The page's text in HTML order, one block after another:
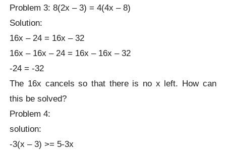
Problem 3: 8(2x – 3) = 4(4x – 8)
Solution:
16x – 24 = 16x – 32
16x – 16x – 24 = 16x – 16x – 32
-24 = -32
The 16x cancels so that there is no x left. How can
this be solved?
Problem 4:
solution:
-3(x – 3) >= 5-3x